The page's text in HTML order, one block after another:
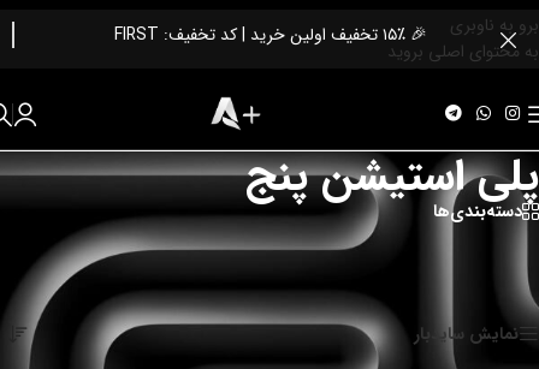
برو به ناوبری
به محتوای اصلی بروید
🎉 ۱۵٪ تخفیف اولین خرید | کد تخفیف: FIRST
پلی استیشن پنج
دسته‌بندی‌ها
خانه
نمایش همه 3 نتیجه
نمایش سایدبار